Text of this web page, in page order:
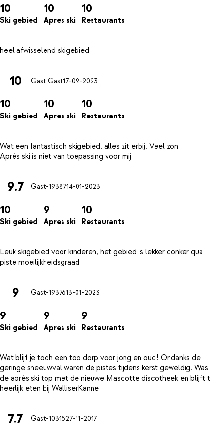
10
Ski gebied
10
Apres ski
10
Restaurants
10 Gast Gast17-02-2023
10
Ski gebied
10
Apres ski
10
Restaurants
Wat een fantastisch skigebied, alles zit erbij. Veel zon
9.7 Gast-1938714-01-2023
10
Ski gebied
9
Apres ski
10
Restaurants
Leuk skigebied voor kinderen, het gebied is lekker donker qua
9 Gast-1937613-01-2023
9
Ski gebied
9
Apres ski
9
Restaurants
Wat blijf je toch een top dorp voor jong en oud! Ondanks de
geringe sneeuwval waren de pistes tijdens kerst geweldig. Was
de après ski top met de nieuwe Mascotte discotheek en blijft t
7.7 Gast-1031527-11-2017